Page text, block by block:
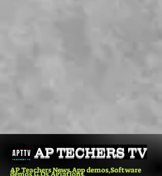
AP TECHERS TV
AP Teachers News,App demos,Software
demos,G.Os,Agiations,